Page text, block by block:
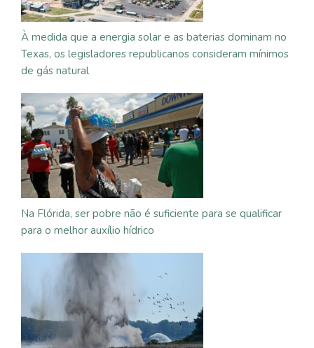
À medida que a energia solar e as baterias dominam no
Texas, os legisladores republicanos consideram mínimos
de gás natural
Na Flórida, ser pobre não é suficiente para se qualificar
para o melhor auxílio hídrico